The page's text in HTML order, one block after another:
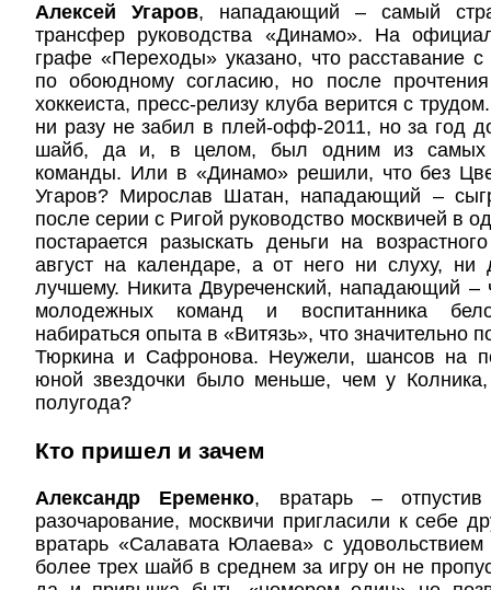
Алексей Угаров, нападающий – самый
трансфер руководства «Динамо». На
графе «Переходы» указано, что расставание
по обоюдному согласию, но после
хоккеиста, пресс-релизу клуба верится с
ни разу не забил в плей-офф-2011, но за год
шайб, да и, в целом, был одним из самых
команды. Или в «Динамо» решили, что без
Угаров? Мирослав Шатан, нападающий –
после серии с Ригой руководство москвичей в
постарается разыскать деньги на
август на календаре, а от него ни слуху, ни
лучшему. Никита Двуреченский, нападающий –
молодежных команд и воспитанника
набираться опыта в «Витязь», что значительно
Тюркина и Сафронова. Неужели, шансов на
юной звездочки было меньше, чем у
полугода?
Кто пришел и зачем
Александр Еременко, вратарь –
разочарование, москвичи пригласили к себе
вратарь «Салавата Юлаева» с
более трех шайб в среднем за игру он не